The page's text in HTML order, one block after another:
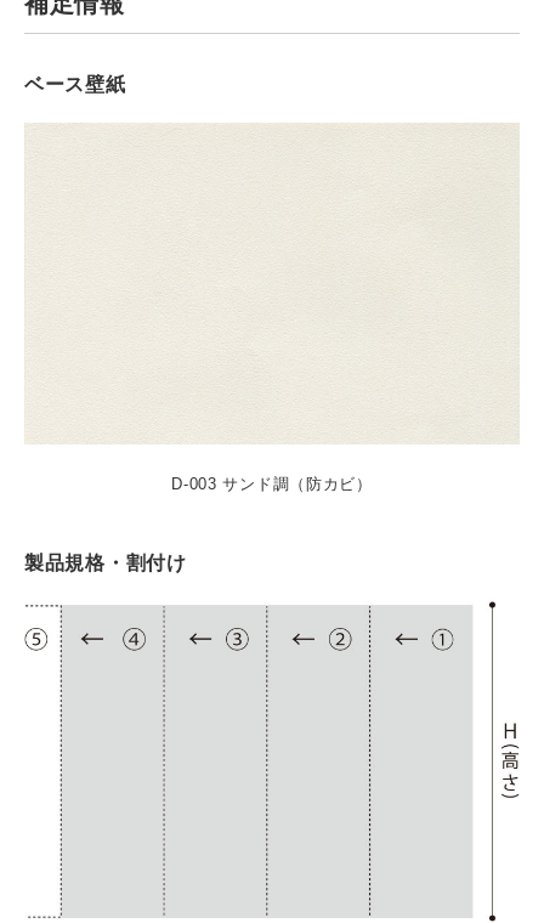
ベース壁紙
D-003 サンド調（防カビ）
製品規格・割付け